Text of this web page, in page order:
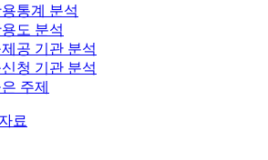
통계 분석
도 분석
공 기관 분석
청 기관 분석
주제
료